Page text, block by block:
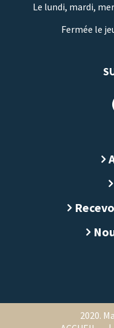
Le lundi, mardi,
Fermée le
2020.